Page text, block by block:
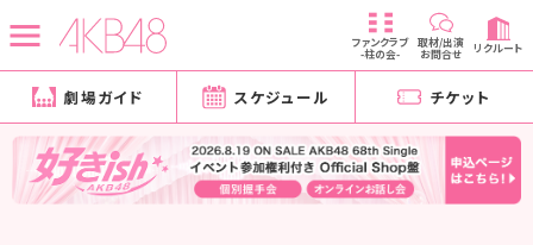
ファンクラブ
-柱の会-
取材/出演
お問合せ リクルート
劇場ガイド スケジュール チケット